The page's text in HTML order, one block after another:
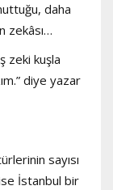
daha
zekâsı…
zeki kuşla
diye yazar
sayısı
İstanbul bir